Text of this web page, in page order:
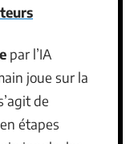
par l’IA
joue sur la
de
étapes